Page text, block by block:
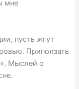
мне
пусть жгут
Приползать
Мыслей о